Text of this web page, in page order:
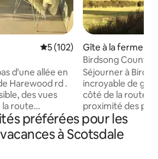
Note moyenne de 5 sur 5,
5 (102)
d'une allée en
Harewood rd .
des vues
de la plage ,
rochers
Gîte à la ferme ·
Birdsong
Séjourner à
incroyable de gîte
côté de la route
proximité des
pédestres, au
Il y a plusieurs
dans la région du
préférées pour les
à Scotsdale